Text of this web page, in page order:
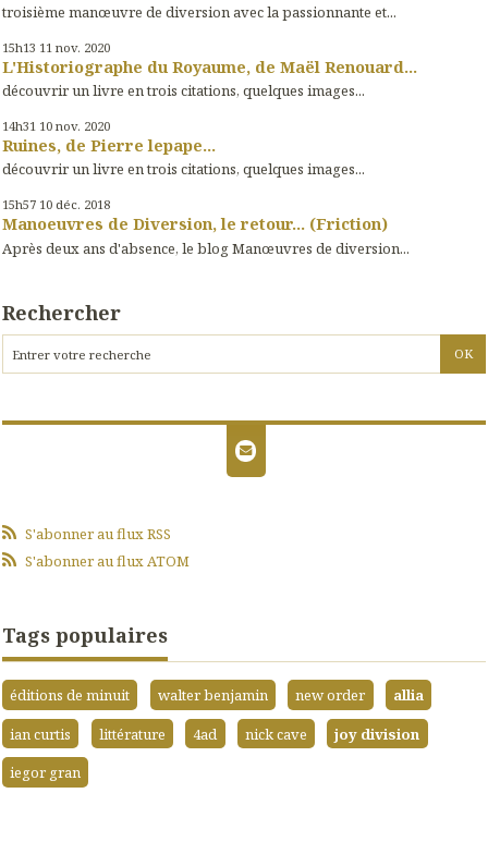
troisième manœuvre de diversion avec la passionnante et...
15h13 11 nov. 2020
L'Historiographe du Royaume, de Maël Renouard...
découvrir un livre en trois citations, quelques images...
14h31 10 nov. 2020
Ruines, de Pierre lepape...
découvrir un livre en trois citations, quelques images...
15h57 10 déc. 2018
Manoeuvres de Diversion, le retour... (Friction)
Après deux ans d'absence, le blog Manœuvres de diversion...
Rechercher
S'abonner au flux RSS
S'abonner au flux ATOM
Tags populaires
éditions de minuit walter benjamin new order
allia
ian curtis
littérature 4ad nick cave
joy division
iegor gran